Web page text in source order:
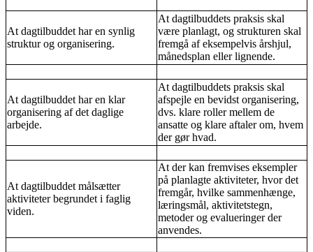
At dagtilbuddet har en synlig
struktur og organisering.
At dagtilbuddets praksis skal
være planlagt, og strukturen skal
fremgå af eksempelvis årshjul,
månedsplan eller lignende.
At dagtilbuddet har en klar
organisering af det daglige
arbejde.
At dagtilbuddets praksis skal
afspejle en bevidst organisering,
dvs. klare roller mellem de
ansatte og klare aftaler om, hvem
der gør hvad.
At dagtilbuddet målsætter
aktiviteter begrundet i faglig
viden.
At der kan fremvises eksempler
på planlagte aktiviteter, hvor det
fremgår, hvilke sammenhænge,
læringsmål, aktivitetstegn,
metoder og evalueringer der
anvendes.